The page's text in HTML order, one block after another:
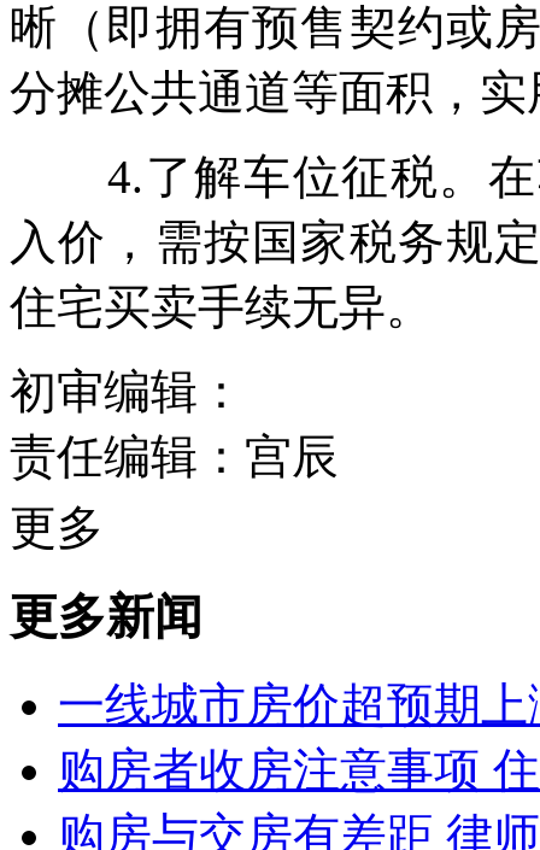
晰（即拥有预售契约或
分摊公共通道等面积，
4.了解车位征税。在
入价，需按国家税务规
住宅买卖手续无异。
初审编辑：
责任编辑：宫辰
更多
更多新闻
一线城市房价超预期
购房者收房注意事项
购房与交房有差距 律